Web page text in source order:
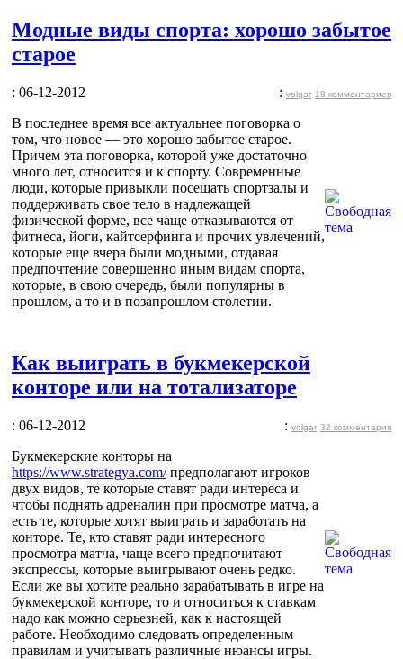
Модные виды спорта: хорошо забытое
старое
: 06-12-2012 : volgar 18 комментариев
В последнее время все актуальнее поговорка о
том, что новое — это хорошо забытое старое.
Причем эта поговорка, которой уже достаточно
много лет, относится и к спорту. Современные
люди, которые привыкли посещать спортзалы и
поддерживать свое тело в надлежащей
физической форме, все чаще отказываются от
фитнеса, йоги, кайтсерфинга и прочих увлечений,
которые еще вчера были модными, отдавая
предпочтение совершенно иным видам спорта,
которые, в свою очередь, были популярны в
прошлом, а то и в позапрошлом столетии.
Как выиграть в букмекерской
конторе или на тотализаторе
: 06-12-2012 : volgar 32 комментария
Букмекерские конторы на
https://www.strategya.com/предполагают игроков
двух видов, те которые ставят ради интереса и
чтобы поднять адреналин при просмотре матча, а
есть те, которые хотят выиграть и заработать на
конторе. Те, кто ставят ради интересного
просмотра матча, чаще всего предпочитают
экспрессы, которые выигрывают очень редко.
Если же вы хотите реально зарабатывать в игре на
букмекерской конторе, то и относиться к ставкам
надо как можно серьезней, как к настоящей
работе. Необходимо следовать определенным
правилам и учитывать различные нюансы игры.